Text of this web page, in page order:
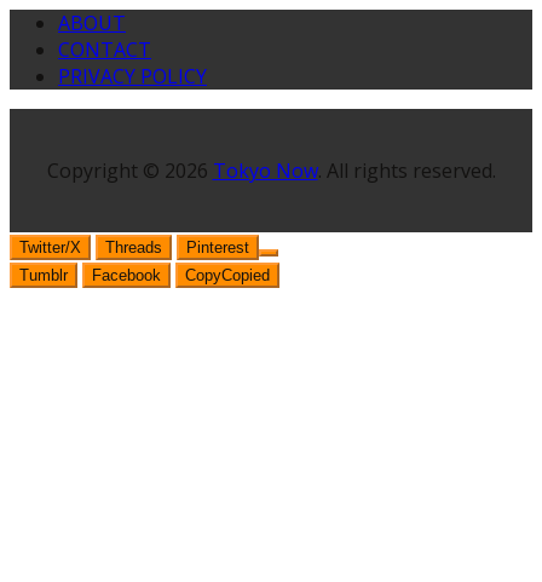
ABOUT
CONTACT
PRIVACY POLICY
Copyright © 2026 Tokyo Now. All rights reserved.
Twitter/X Threads
Pinterest
Tumblr
Facebook CopyCopied